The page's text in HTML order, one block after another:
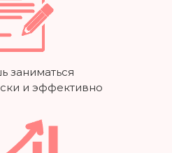
заниматься
и эффективно